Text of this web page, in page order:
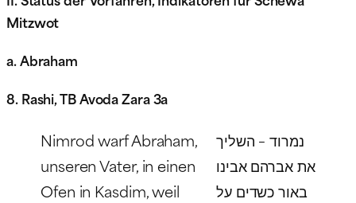
Mitzwot
a. Abraham
8. Rashi, TB Avoda Zara 3a
Nimrod warf Abraham,
unseren Vater, in einen
Ofen in Kasdim, weil
נמרוד – השליך
את אברהם אבינו
באור כשדים על